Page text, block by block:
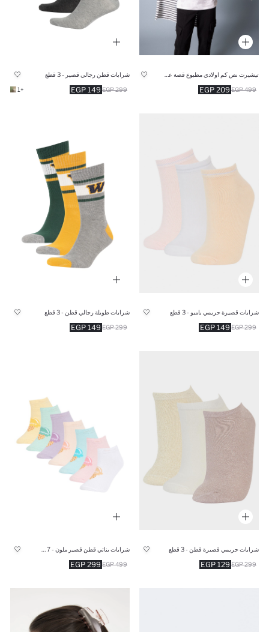
209 EGP 499 EGP
شرابات قطن رجالي قصير - 3 قطع
149 EGP 299 EGP
+1
شرابات قصيرة حريمي بامبو - 3 قطع
149 EGP 299 EGP
شرابات طويلة رجالي قطن - 3 قطع
149 EGP 299 EGP
شرابات حريمي قصيرة قطن - 3 قطع
129 EGP 299 EGP
شرابات بناتي قطن قصير ملون - 7 قطع
299 EGP 499 EGP